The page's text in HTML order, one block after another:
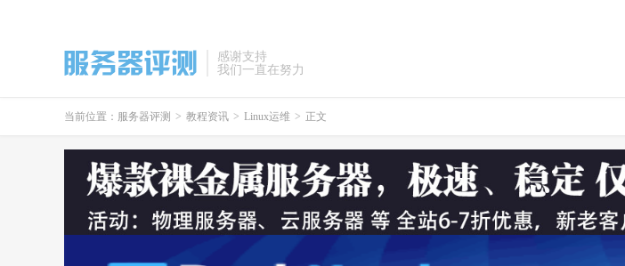
感谢支持
我们一直在努力
当前位置： 服务器评测 > 教程资讯 > Linux运维 > 正文